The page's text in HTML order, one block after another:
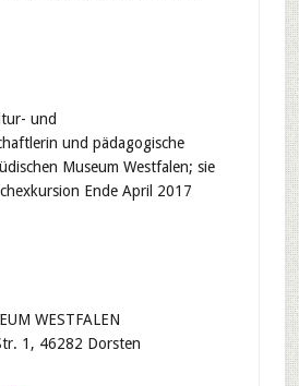
und
und pädagogische
Museum Westfalen; sie
Ende April 2017
WESTFALEN
1, 46282 Dorsten